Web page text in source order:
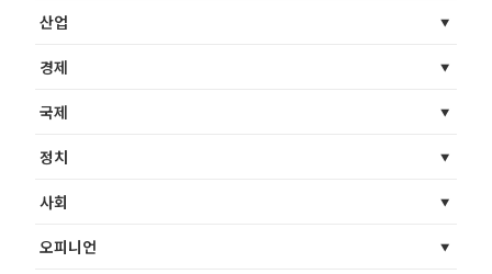
산업
경제
국제
정치
사회
오피니언